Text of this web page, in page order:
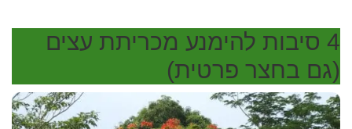
גיזום,
כריתה,
כרסום
והעתקת
עצים?
4 סיבות להימנע מכריתת עצים
(גם בחצר פרטית)